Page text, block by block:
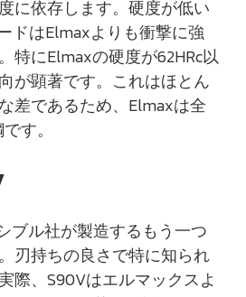
に依存します。硬度が低い
ドはElmaxよりも衝撃に強
特にElmaxの硬度が62HRc以
が顕著です。これはほとん
差であるため、Elmaxは全
す。
ブル社が製造するもう一つ
刃持ちの良さで特に知られ
際、S90Vはエルマックスよ